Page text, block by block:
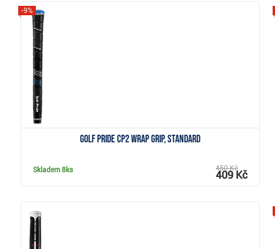
Golf Pride CP2 Wrap grip, Standard
-9%
Skladem8ks 450 Kč
409 Kč